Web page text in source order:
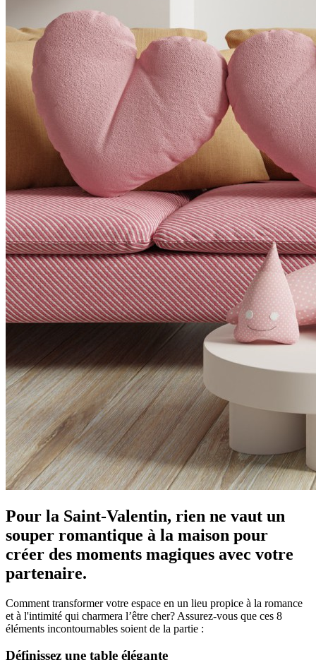
Pour la Saint-Valentin, rien ne vaut un
souper romantique à la maison pour
créer des moments magiques avec votre
partenaire.
Comment transformer votre espace en un lieu propice à la romance
et à l'intimité qui charmera l’être cher? Assurez-vous que ces 8
éléments incontournables soient de la partie :
Définissez une table élégante